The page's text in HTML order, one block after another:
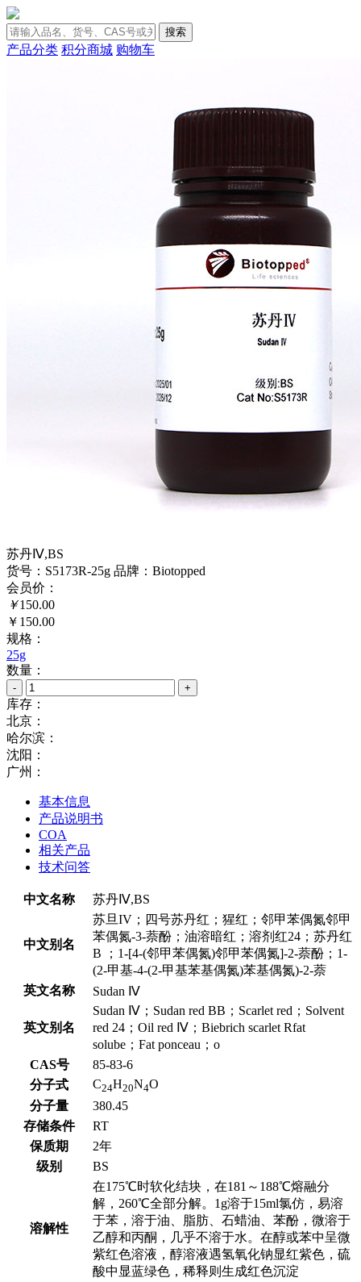
搜索
产品分类 积分商城 购物车
苏丹Ⅳ,BS
货号：S5173R-25g 品牌：Biotopped
会员价：
￥150.00
￥150.00
规格：
25g
数量：
- +
库存：
北京：
哈尔滨：
沈阳：
广州：
基本信息
产品说明书
COA
相关产品
技术问答
中文名称 苏丹Ⅳ,BS
中文别名
苏旦IV；四号苏丹红；猩红；邻甲苯偶氮邻甲
苯偶氮-3-萘酚；油溶暗红；溶剂红24；苏丹红
B ；1-[4-(邻甲苯偶氮)邻甲苯偶氮]-2-萘酚；1-
(2-甲基-4-(2-甲基苯基偶氮)苯基偶氮)-2-萘
英文名称
Sudan Ⅳ
英文别名
Sudan Ⅳ；Sudan red BB；Scarlet red；Solvent
red 24；Oil red Ⅳ；Biebrich scarlet Rfat
solube；Fat ponceau；o
CAS号
85-83-6
分子式
C24H20N4O
分子量
380.45
存储条件
RT
保质期
2年
级别
BS
溶解性
在175℃时软化结块，在181～188℃熔融分
解，260℃全部分解。1g溶于15ml氯仿，易溶
于苯，溶于油、脂肪、石蜡油、苯酚，微溶于
乙醇和丙酮，几乎不溶于水。在醇或苯中呈微
紫红色溶液，醇溶液遇氢氧化钠显红紫色，硫
酸中显蓝绿色，稀释则生成红色沉淀